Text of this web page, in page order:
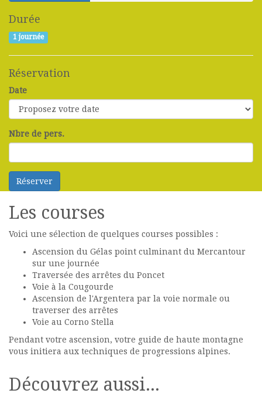
Durée
1 journée
Réservation
Date
Nbre de pers.
Les courses
Voici une sélection de quelques courses possibles :
Ascension du Gélas point culminant du Mercantour
sur une journée
Traversée des arrêtes du Poncet
Voie à la Cougourde
Ascension de l'Argentera par la voie normale ou
traverser des arrêtes
Voie au Corno Stella
Pendant votre ascension, votre guide de haute montagne
vous initiera aux techniques de progressions alpines.
Découvrez aussi...